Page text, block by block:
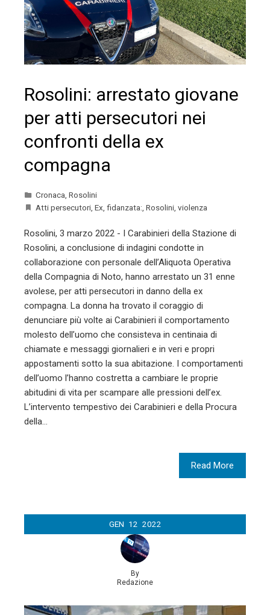
Rosolini: arrestato giovane
per atti persecutori nei
confronti della ex
compagna
Cronaca Rosolini
Atti persecutori Ex fidanzata: Rosolini violenza
Rosolini, 3 marzo 2022 - I Carabinieri della Stazione di
Rosolini, a conclusione di indagini condotte in
collaborazione con personale dell’Aliquota Operativa
della Compagnia di Noto, hanno arrestato un 31 enne
avolese, per atti persecutori in danno della ex
compagna. La donna ha trovato il coraggio di
denunciare più volte ai Carabinieri il comportamento
molesto dell’uomo che consisteva in centinaia di
chiamate e messaggi giornalieri e in veri e propri
appostamenti sotto la sua abitazione. I comportamenti
dell’uomo l’hanno costretta a cambiare le proprie
abitudini di vita per scampare alle pressioni dell’ex.
L’intervento tempestivo dei Carabinieri e della Procura
della…
Read More
GEN 12 2022
By
Redazione